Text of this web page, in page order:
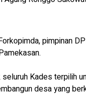
pimpinan
seluruh Kades terpilih
desa yang